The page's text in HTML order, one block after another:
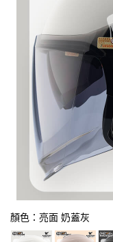
顏色：亮面 奶蓋灰